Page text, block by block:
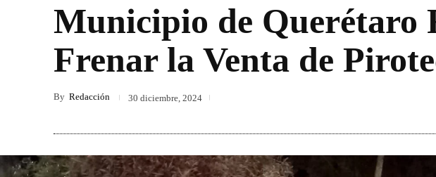
Municipio de Querétaro
Frenar la Venta de
By Redacción 30 diciembre, 2024